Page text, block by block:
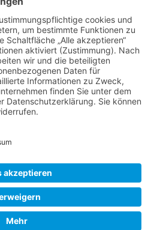
Nachfahren des
Anchetil de Greye
euch per E-Mail
neue Artikel auf
Folgt dafür einfach
dort eure E-Mailadresse
© 2026 Wurzerls Garten